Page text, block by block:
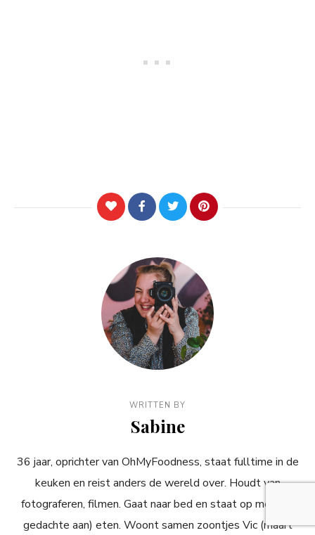
WRITTEN BY
Sabine
36 jaar, oprichter van OhMyFoodness, staat fulltime in de
keuken en reist anders de wereld over. Houdt van
fotograferen, filmen. Gaat naar bed en staat op met (de
gedachte aan) eten. Woont samen zoontjes Vic (maart